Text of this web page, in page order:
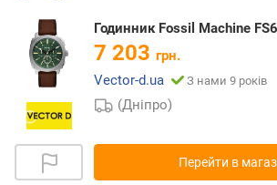
Годинник Fossil Machine
7 203 грн.
Vector-d.ua
З нами 9 років
(Дніпро)
Перейти в